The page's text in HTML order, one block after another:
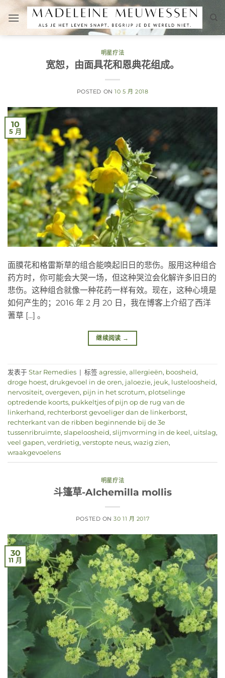
明星疗法
宽恕，由面具花和恩典花组成。
POSTED ON10 5 月 2018
10
5 月
面膜花和格雷斯草的组合能唤起旧日的悲伤。服用这种组合
药方时，你可能会大哭一场，但这种哭泣会化解许多旧日的
悲伤。这种组合就像一种花药一样有效。现在，这种心境是
如何产生的；2016 年 2 月 20 日，我在博客上介绍了西洋
蓍草 [...] 。
继续阅读 →
发表于 Star Remedies | 标签 agressie, allergieën, boosheid,
droge hoest, drukgevoel in de oren, jaloezie, jeuk, lusteloosheid,
nervositeit, overgeven, pijn in het scrotum, plotselinge
optredende koorts, pukkeltjes of pijn op de rug van de
linkerhand, rechterborst gevoeliger dan de linkerborst,
rechterkant van de ribben beginnende bij de 3e
tussenribruimte, slapeloosheid, slijmvorming in de keel , uitslag,
veel gapen, verdrietig, verstopte neus, wazig zien,
wraakgevoelens
明星疗法
斗篷草-Alchemilla mollis
POSTED ON30 11 月 2017
30
11 月